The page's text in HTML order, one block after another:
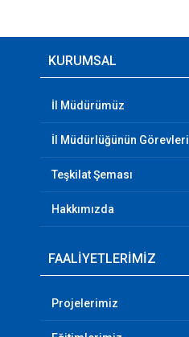
KURUMSAL
İl Müdürümüz
İl Müdürlüğünün Görevleri
Teşkilat Şeması
Hakkımızda
FAALİYETLERİMİZ
Projelerimiz